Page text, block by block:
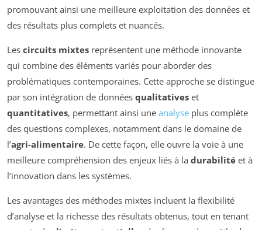
promouvant ainsi une meilleure exploitation des données et
des résultats plus complets et nuancés.
Les circuits mixtes représentent une méthode innovante
qui combine des éléments variés pour aborder des
problématiques contemporaines. Cette approche se distingue
par son intégration de données qualitatives et
quantitatives, permettant ainsi une analyse plus complète
des questions complexes, notamment dans le domaine de
l’agri-alimentaire. De cette façon, elle ouvre la voie à une
meilleure compréhension des enjeux liés à la durabilité et à
l’innovation dans les systèmes.
Les avantages des méthodes mixtes incluent la flexibilité
d’analyse et la richesse des résultats obtenus, tout en tenant